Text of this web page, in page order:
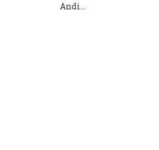
Andi...